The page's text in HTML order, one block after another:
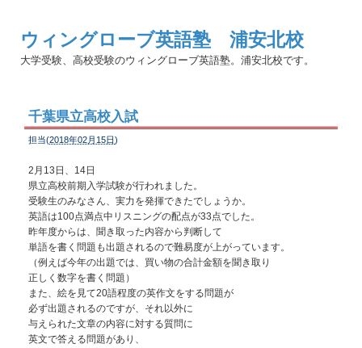
ウィングローブ英語塾 浦安北校
大学受験、高校受験のウィングローブ英語塾。浦安北校です。
千葉県立高校入試
担当(2018年02月15日)
2月13日、14日
県立高校前期入学試験が行われました。
受験生のみなさん、実力を発揮できたでしょうか。
英語は100点満点中リスニングの配点が33点でした。
昨年度からは、聞き取った内容から判断して
単語を書く問題も出題されるので難易度が上がっています。
（例えば今年の出題では、買い物の合計金額を聞き取り
正しく数字を書く問題）
また、絵を見て20語程度の英作文をする問題が
必ず出題されるのですが、それ以外に
与えられた文章の内容に対する質問に
英文で答える問題があり、